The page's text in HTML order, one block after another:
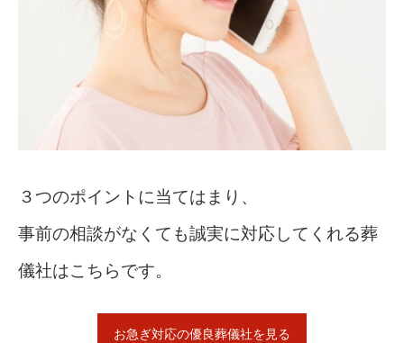
３つのポイントに当てはまり、
事前の相談がなくても誠実に対応してくれる葬
儀社はこちらです。
お急ぎ対応の優良葬儀社を見る